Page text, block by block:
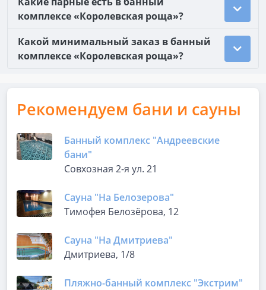
комплексе «Королевская роща»?
Какой минимальный заказ в банный
комплексе «Королевская роща»?
Рекомендуем бани и сауны
Банный комплекс "Андреевские
бани"
Совхозная 2-я ул. 21
Сауна "На Белозерова"
Тимофея Белозёрова, 12
Сауна "На Дмитриева"
Дмитриева, 1/8
Пляжно-банный комплекс "Экстрим"